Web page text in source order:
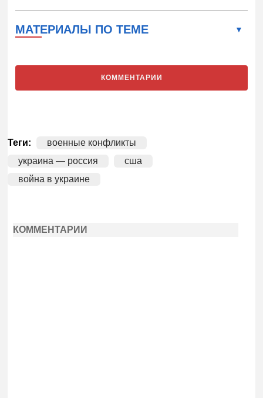
МАТЕРИАЛЫ ПО ТЕМЕ
КОММЕНТАРИИ
Теги:
военные конфликты
украина — россия
сша
война в украине
КОММЕНТАРИИ